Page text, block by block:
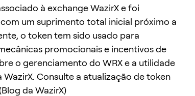
à exchange WazirX e foi
um suprimento total inicial próximo a
o token tem sido usado para
promocionais e incentivos de
o gerenciamento do WRX e a utilidade
Consulte a atualização de token
da WazirX)